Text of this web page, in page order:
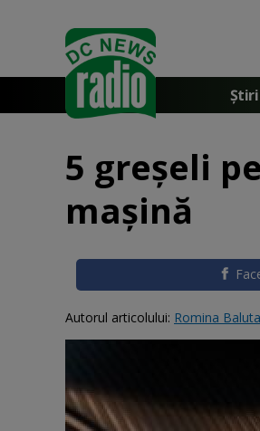
Știri
5 greșeli
mașină
Autorul articolului: Romina Baluta